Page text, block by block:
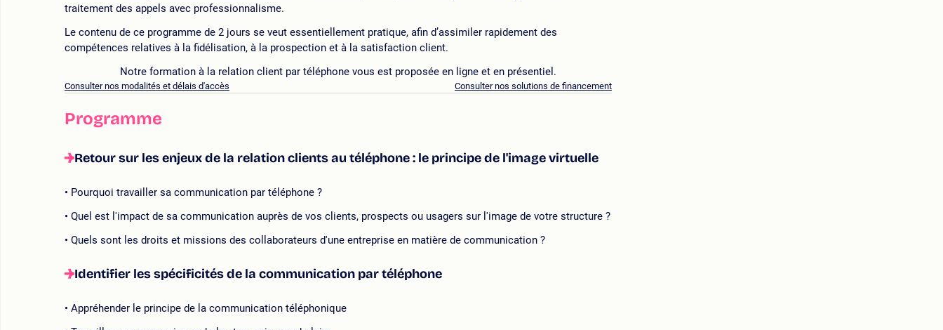
traitement des appels avec professionnalisme.
Le contenu de ce programme de 2 jours se veut essentiellement pratique, afin d’assimiler rapidement des
compétences relatives à la fidélisation, à la prospection et à la satisfaction client.
Notre formation à la relation client par téléphone vous est proposée en ligne et en présentiel.
Consulter nos modalités et délais d'accès Consulter nos solutions de financement
Programme
Retour sur les enjeux de la relation clients au téléphone : le principe de l'image virtuelle
Pourquoi travailler sa communication par téléphone ?
Quel est l'impact de sa communication auprès de vos clients, prospects ou usagers sur l'image de votre structure ?
Quels sont les droits et missions des collaborateurs d'une entreprise en matière de communication ?
Identifier les spécificités de la communication par téléphone
Appréhender le principe de la communication téléphonique